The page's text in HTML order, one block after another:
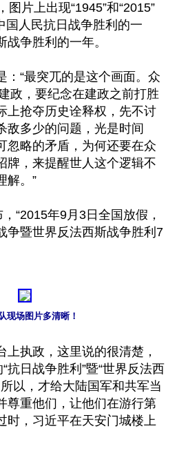
片上出现“1945”和“2015”
国人民抗日战争胜利的一
争胜利的一年。
：“最突兀的是这个画面。众
政，要纪念在建政之前打胜
上抢夺历史诠释权，先不讨
敌多少的问题，光是时间
忽略的矛盾，为何还要在众
牌，来提醒世人这个逻辑不
解。”
“2015年9月3日全国放假，
争暨世界反法西斯战争胜利7
现场图片多清晰！
上执政，这里说的很清楚，
抗日战争胜利”暨“世界反法西
以，才给大陆国军和共军当
尊重他们，让他们在游行第
时，习近平在天安门城楼上